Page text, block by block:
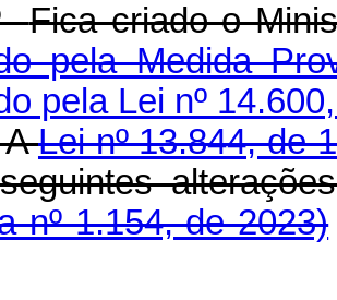
Fica criado o
pela Medida
pela Lei nº
ALei nº 13.844, de
seguintes
nº 1.154, de 2023)